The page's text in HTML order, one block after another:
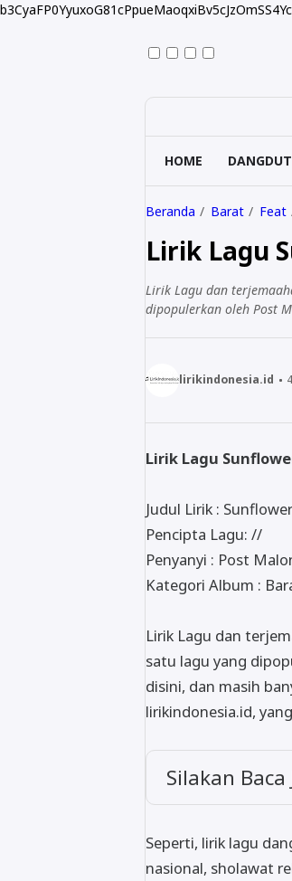
b3CyaFP0YyuxoG81cPpueMaoqxiBv5cJzOmSS4Yc
HOME DANGDUT
Beranda Barat Feat
Lirik Lagu
Lirik Lagu dan
dipopulerkan oleh Post
lirikindonesia.id
Lirik Lagu
Judul Lirik : Sunflower
Pencipta Lagu: //
Penyanyi : Post
Kategori Album :
Lirik Lagu dan
satu lagu yang
disini, dan masih
lirikindonesia.id,
Silakan Baca
Seperti, lirik lagu
nasional, sholawat